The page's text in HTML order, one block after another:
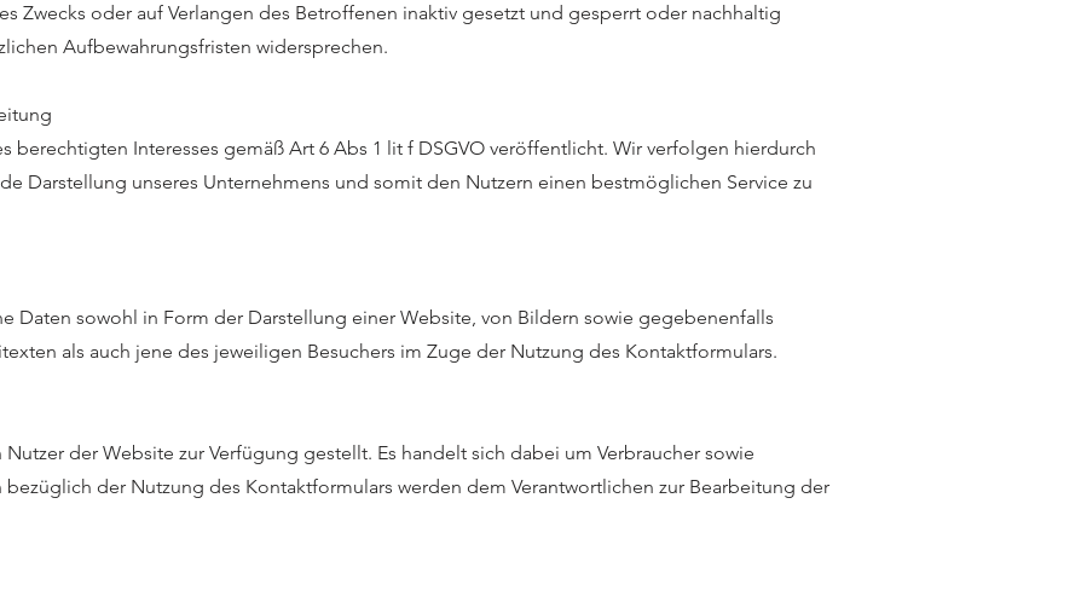
Zwecks oder auf Verlangen des Betroffenen inaktiv gesetzt und gesperrt oder nachhaltig
Aufbewahrungsfristen widersprechen.
berechtigten Interesses gemäß Art 6 Abs 1 lit f DSGVO veröffentlicht. Wir verfolgen hierdurch
Darstellung unseres Unternehmens und somit den Nutzern einen bestmöglichen Service zu
Daten sowohl in Form der Darstellung einer Website, von Bildern sowie gegebenenfalls
als auch jene des jeweiligen Besuchers im Zuge der Nutzung des Kontaktformulars.
der Website zur Verfügung gestellt. Es handelt sich dabei um Verbraucher sowie
der Nutzung des Kontaktformulars werden dem Verantwortlichen zur Bearbeitung der